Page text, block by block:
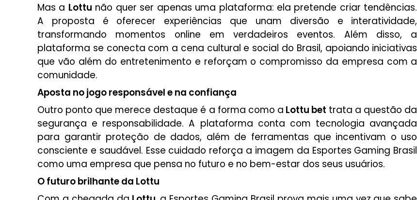
Mas a Lottu não quer ser apenas uma plataforma: ela pretende criar tendências.
A proposta é oferecer experiências que unam diversão e interatividade,
transformando momentos online em verdadeiros eventos. Além disso, a
plataforma se conecta com a cena cultural e social do Brasil, apoiando iniciativas
que vão além do entretenimento e reforçam o compromisso da empresa com a
comunidade.
Aposta no jogo responsável e na confiança
Outro ponto que merece destaque é a forma como a Lottu bet trata a questão da
segurança e responsabilidade. A plataforma conta com tecnologia avançada
para garantir proteção de dados, além de ferramentas que incentivam o uso
consciente e saudável. Esse cuidado reforça a imagem da Esportes Gaming Brasil
como uma empresa que pensa no futuro e no bem-estar dos seus usuários.
O futuro brilhante da Lottu